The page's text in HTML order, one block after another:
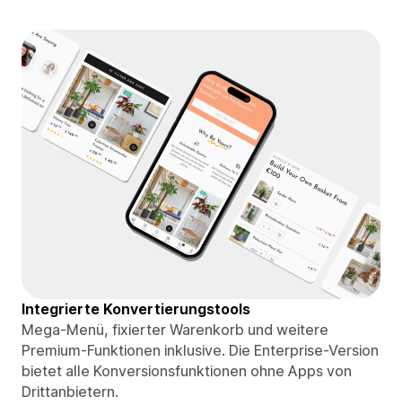
Integrierte Konvertierungstools
Mega-Menü, fixierter Warenkorb und weitere
Premium-Funktionen inklusive. Die Enterprise-Version
bietet alle Konversionsfunktionen ohne Apps von
Drittanbietern.